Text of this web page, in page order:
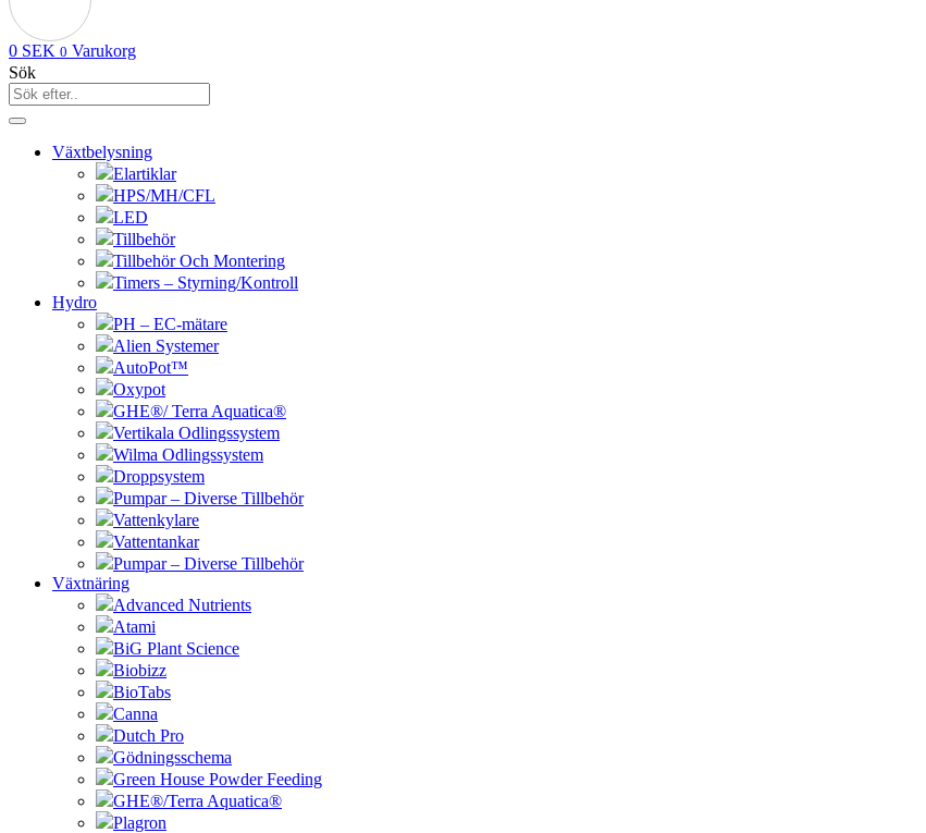
0 SEK 0 Varukorg
Sök
Växtbelysning
Elartiklar
HPS/MH/CFL
LED
Tillbehör
Tillbehör Och Montering
Timers – Styrning/Kontroll
Hydro
PH – EC-mätare
Alien Systemer
AutoPot™
Oxypot
GHE®/ Terra Aquatica®
Vertikala Odlingssystem
Wilma Odlingssystem
Droppsystem
Pumpar – Diverse Tillbehör
Vattenkylare
Vattentankar
Pumpar – Diverse Tillbehör
Växtnäring
Advanced Nutrients
Atami
BiG Plant Science
Biobizz
BioTabs
Canna
Dutch Pro
Gödningsschema
Green House Powder Feeding
GHE®/Terra Aquatica®
Plagron